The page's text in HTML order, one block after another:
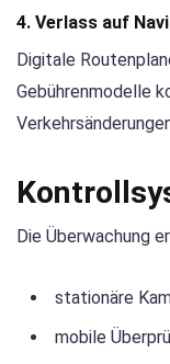
4. Verlass auf
Digitale
Gebührenmodelle
Die Überwachung
stationäre
mobile